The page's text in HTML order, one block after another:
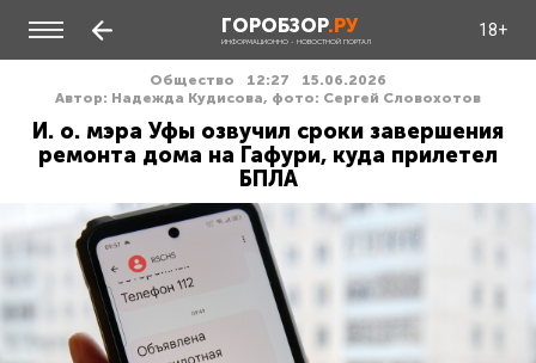
ГОРОБЗОР.РУ
ИНФОРМАЦИОННО - НОВОСТНОЙ ПОРТАЛ
18+
Общество 12:27
15.06.2026
Автор: Надежда Кудисова, фото: Сергей Словохотов
И. о. мэра Уфы озвучил сроки завершения
ремонта дома на Гафури, куда прилетел
БПЛА